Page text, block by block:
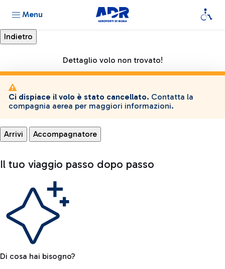
Menu
Dettaglio volo non trovato!
Ci dispiace il volo è stato cancellato. Contatta la
compagnia aerea per maggiori informazioni.
Arrivi Accompagnatore
Il tuo viaggio passo dopo passo
Di cosa hai bisogno?